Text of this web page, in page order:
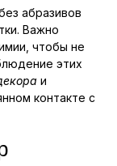
абразивов
Важно
чтобы не
этих
и
контакте с